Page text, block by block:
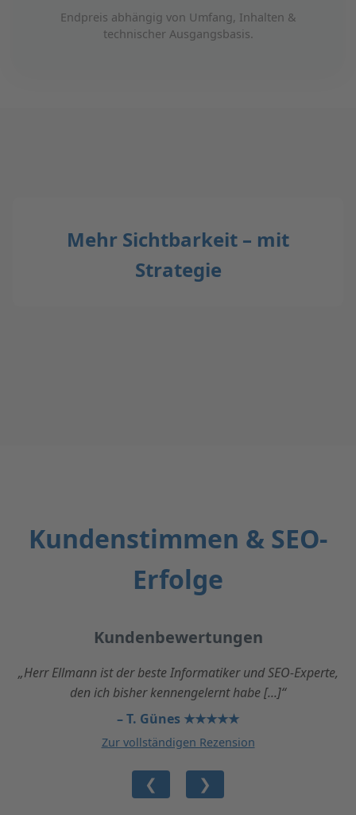
Endpreis abhängig von Umfang, Inhalten &
technischer Ausgangsbasis.
Mehr Sichtbarkeit – mit
Strategie
Kundenstimmen & SEO-
Erfolge
Kundenbewertungen
„Herr Ellmann ist der beste Informatiker und SEO-Experte,
den ich bisher kennengelernt habe [...]“
– T. Günes ★★★★★
Zur vollständigen Rezension
❮ ❯